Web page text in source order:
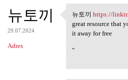
뉴토끼
29.07.2024
Adres
뉴토끼 https://
뉴토끼 https://
great resource that
it away for free
"